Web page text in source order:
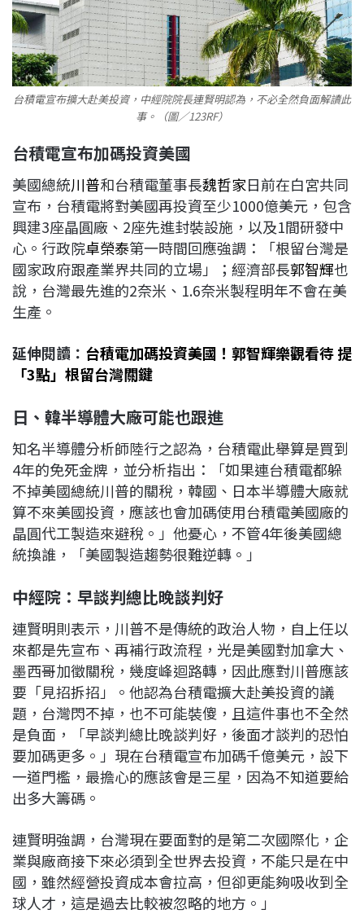
台積電宣布擴大赴美投資，中經院院長連賢明認為，不必全然負面解讀此
事。（圖／123RF）
台積電宣布加碼投資美國
美國總統川普和台積電董事長魏哲家日前在白宮共同
宣布，台積電將對美國再投資至少1000億美元，包含
興建3座晶圓廠、2座先進封裝設施，以及1間研發中
心。行政院卓榮泰第一時間回應強調：「根留台灣是
國家政府跟產業界共同的立場」；經濟部長郭智輝也
說，台灣最先進的2奈米、1.6奈米製程明年不會在美
生產。
延伸閱讀： 台積電加碼投資美國！郭智輝樂觀看待 提
「3點」根留台灣關鍵
日、韓半導體大廠可能也跟進
知名半導體分析師陸行之認為，台積電此舉算是買到
4年的免死金牌，並分析指出：「如果連台積電都躲
不掉美國總統川普的關稅，韓國、日本半導體大廠就
算不來美國投資，應該也會加碼使用台積電美國廠的
晶圓代工製造來避稅。」他憂心，不管4年後美國總
統換誰，「美國製造趨勢很難逆轉。」
中經院：早談判總比晚談判好
連賢明則表示，川普不是傳統的政治人物，自上任以
來都是先宣布、再補行政流程，光是美國對加拿大、
墨西哥加徵關稅，幾度峰迴路轉，因此應對川普應該
要「見招拆招」。他認為台積電擴大赴美投資的議
題，台灣閃不掉，也不可能裝傻，且這件事也不全然
是負面，「早談判總比晚談判好，後面才談判的恐怕
要加碼更多。」現在台積電宣布加碼千億美元，設下
一道門檻，最擔心的應該會是三星，因為不知道要給
出多大籌碼。
連賢明強調，台灣現在要面對的是第二次國際化，企
業與廠商接下來必須到全世界去投資，不能只是在中
國，雖然經營投資成本會拉高，但卻更能夠吸收到全
球人才，這是過去比較被忽略的地方。」